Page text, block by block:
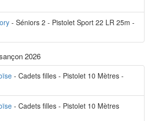
- Séniors 2 - Pistolet Sport 22 LR 25m -
2026
- Cadets filles - Pistolet 10 Mètres -
- Cadets filles - Pistolet 10 Mètres